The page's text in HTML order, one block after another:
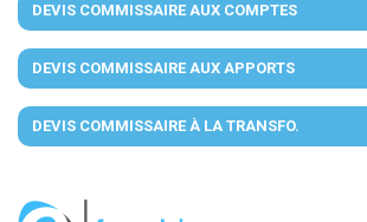
DEVIS COMMISSAIRE AUX COMPTES
DEVIS COMMISSAIRE AUX APPORTS
DEVIS COMMISSAIRE À LA TRANSFO.